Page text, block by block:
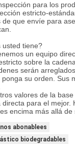
para los
estricto-
de que envíe para
usted tiene?
un equipo
sobre la
serán
su orden. Sus
valores de la
para el mejor.
encima más allá de
abonablees
biodegradables